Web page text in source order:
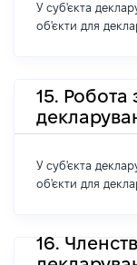
У суб'єкта
об'єкти для
15. Робота
У суб'єкта
об'єкти для
16.